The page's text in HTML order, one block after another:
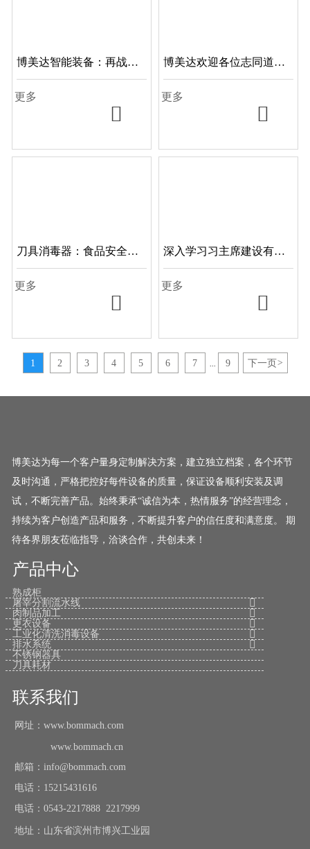
博美达智能装备：再战俄
罗斯食品及食品机械展会
更多

博美达欢迎各位志同道合
的朋友加入
更多

刀具消毒器：食品安全的
有力保障
更多

深入学习习主席建设有中
国特色社会主义理论，推
动企业高质量发展
更多

1 2 3 4 5 6 7 9 下一页 >
博美达为每一个客户量身定制解决方案，建立独立档案，各个环节
及时沟通，严格把控好每件设备的质量，保证设备顺利安装及调
试，不断完善产品。始终秉承“诚信为本，热情服务”的经营理念，
持续为客户创造产品和服务，不断提升客户的信任度和满意度。 期
待各界朋友莅临指导，洽谈合作，共创未来！
产品中心
熟成柜
屠宰分割流水线

肉制品加工 
更衣设备 
工业化清洗消毒设备 
排水系统 
不锈钢器具
刀具耗材
联系我们
网址：www.bommach.com
www.bommach.cn
邮箱：info@bommach.com
电话：15215431616
电话：0543-2217888 2217999
地址：山东省滨州市博兴工业园